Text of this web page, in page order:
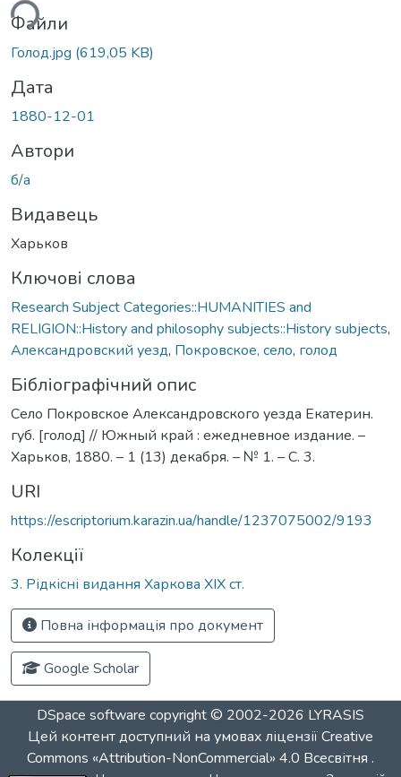
Файли
Голод.jpg (619,05 KB)
Дата
1880-12-01
Автори
б/а
Видавець
Харьков
Ключові слова
Research Subject Categories::HUMANITIES and
RELIGION::History and philosophy subjects::History subjects,
Александровский уезд, Покровское, село, голод
Бібліографічний опис
Село Покровское Александровского уезда Екатерин.
губ. [голод] // Южный край : ежедневное издание. –
Харьков, 1880. – 1 (13) декабря. – № 1. – С. 3.
URI
https://escriptorium.karazin.ua/handle/1237075002/9193
Колекції
3. Рідкісні видання Харкова ХІХ ст.
Повна інформація про документ
Google Scholar
DSpace software copyright © 2002-2026 LYRASIS
Цей контент доступний на умовах ліцензіїCreative
Commons «Attribution-NonCommercial» 4.0 Всесвітня .